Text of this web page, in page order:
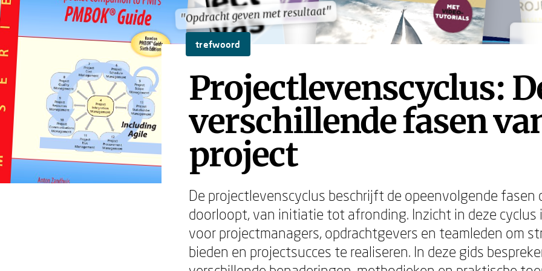
"Opdracht geven met resultaat"
"Opdracht geven met resultaat"
trefwoord
Projectlevenscyclus:
verschillende fasen
project
De projectlevenscyclus beschrijft de opeenvolgende fasen
doorloopt, van initiatie tot afronding. Inzicht in deze cyclus
voor projectmanagers, opdrachtgevers en teamleden om
bieden en projectsucces te realiseren. In deze gids